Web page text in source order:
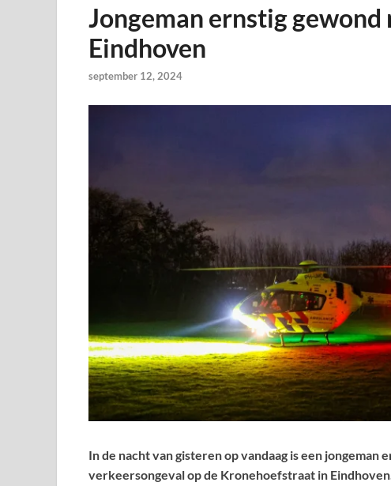
Jongeman ernstig gewond
Eindhoven
september 12, 2024
In de nacht van gisteren op vandaag is een jongeman
verkeersongeval op de Kronehoefstraat in